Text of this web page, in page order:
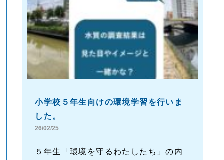
小学校５年生向けの環境学習を行いま
した。
26/02/25
５年生「環境を守るわたしたち」の内